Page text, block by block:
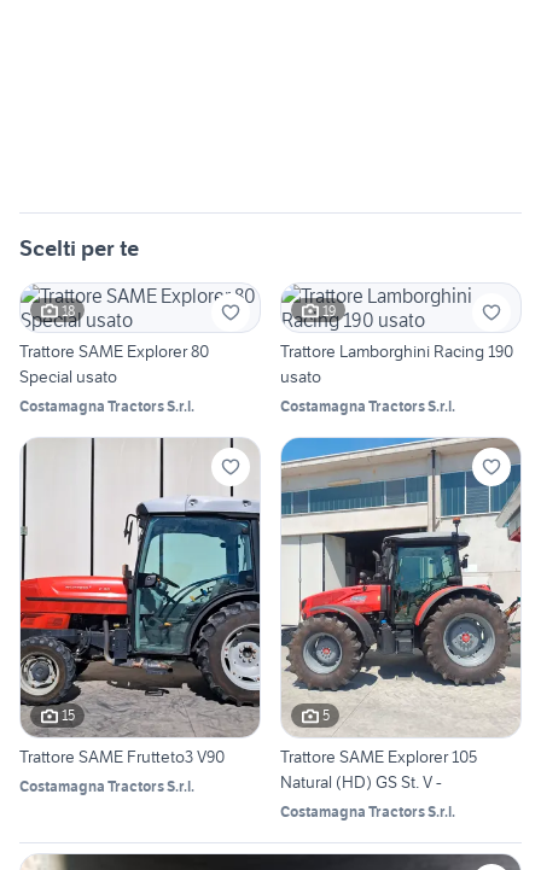
Scelti per te
18
Trattore SAME Explorer 80
Special usato
Costamagna Tractors S.r.l.
19
Trattore Lamborghini Racing 190
usato
Costamagna Tractors S.r.l.
15
Trattore SAME Frutteto3 V90
Costamagna Tractors S.r.l.
5
Trattore SAME Explorer 105
Natural (HD) GS St. V -
Costamagna Tractors S.r.l.